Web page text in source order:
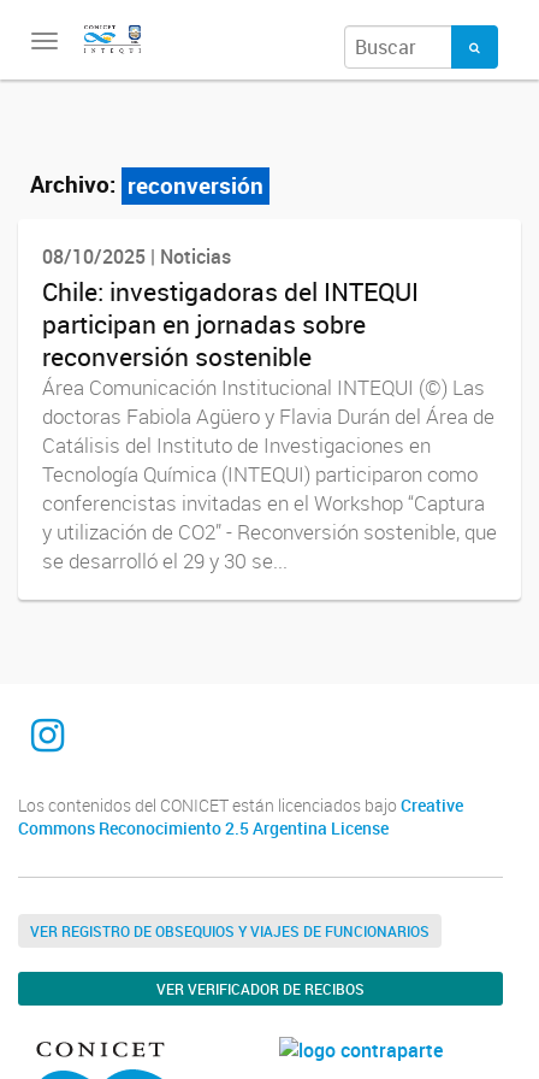
Toggle
Archivo: reconversión
08/10/2025 | Noticias
Chile: investigadoras del INTEQUI
participan en jornadas sobre
reconversión sostenible
Área Comunicación Institucional INTEQUI (©) Las
doctoras Fabiola Agüero y Flavia Durán del Área de
Catálisis del Instituto de Investigaciones en
Tecnología Química (INTEQUI) participaron como
conferencistas invitadas en el Workshop “Captura
y utilización de CO2” - Reconversión sostenible, que
se desarrolló el 29 y 30 se...
INTEQUI
Los contenidos del CONICET están licenciados bajo Creative
Commons Reconocimiento 2.5 Argentina License
VER REGISTRO DE OBSEQUIOS Y VIAJES DE FUNCIONARIOS
VER VERIFICADOR DE RECIBOS